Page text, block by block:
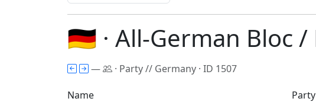
🇩🇪 · All-German Bloc
— · Party // Germany · ID 1507
Name